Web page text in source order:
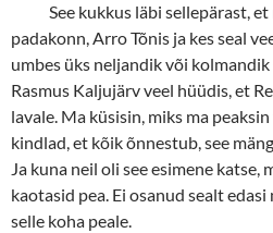
See kukkus läbi sellepärast,
padakonn, Arro Tõnis ja kes seal
umbes üks neljandik või kolmandik
Rasmus Kaljujärv veel hüüdis, et
lavale. Ma küsisin, miks ma
kindlad, et kõik õnnestub, see
Ja kuna neil oli see esimene katse,
kaotasid pea. Ei osanud sealt
selle koha peale.